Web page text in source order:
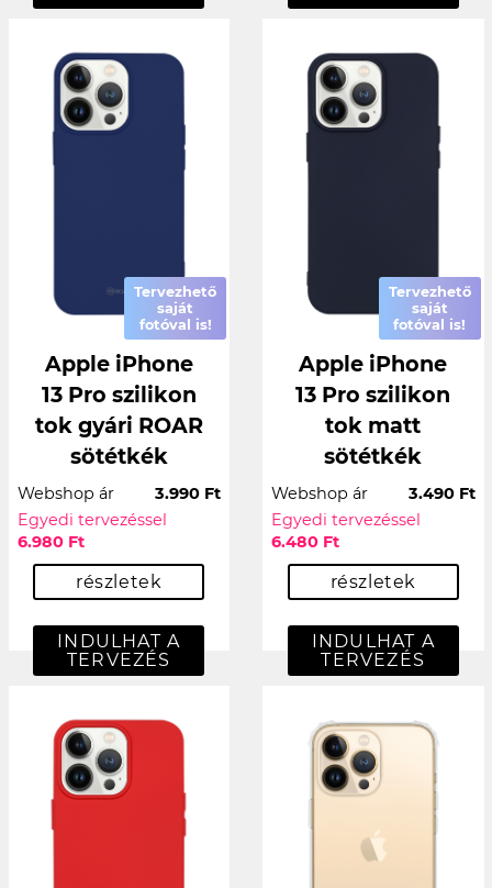
Tervezhető
saját
fotóval is!
Apple iPhone
13 Pro szilikon
tok gyári ROAR
sötétkék
Webshop ár
3.990 Ft
Egyedi tervezéssel
6.980 Ft
részletek
INDULHAT A
TERVEZÉS
Tervezhető
saját
fotóval is!
Apple iPhone
13 Pro szilikon
tok matt
sötétkék
Webshop ár
3.490 Ft
Egyedi tervezéssel
6.480 Ft
részletek
INDULHAT A
TERVEZÉS